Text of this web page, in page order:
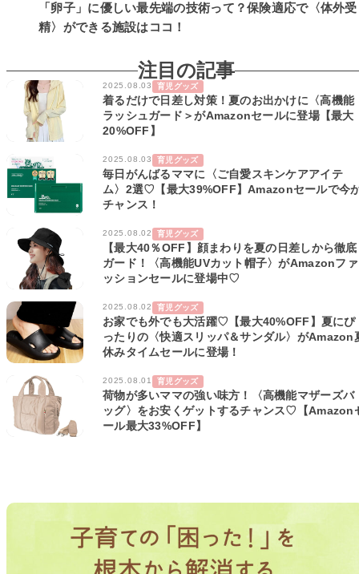
「卵子」に優しい最先端の技術って？保険適応で〈体外受
精〉ができる施設はココ！
注目の記事
2025.08.03 育児グッズ
着るだけで日差し対策！夏のお出かけに〈高機能
ラッシュガード＞がAmazonセールに登場【最大
20%OFF】
2025.08.03 育児グッズ
毎日がんばるママに〈ご自愛スキンケアアイテ
ム〉2選♡【最大39%OFF】Amazonセールで今
チャンス！
2025.08.02 育児グッズ
【最大40％OFF】顔まわりを夏の日差しから徹底
ガード！〈高機能UVカット帽子〉がAmazonファ
ッションセールに登場中♡
2025.08.02 育児グッズ
お家でも外でも大活躍♡【最大40%OFF】夏にぴ
ったりの〈快適スリッパ＆サンダル〉がAmazon
休みタイムセールに登場！
2025.08.01 育児グッズ
荷物が多いママの強い味方！〈高機能マザーズバ
ッグ〉をお安くゲットするチャンス♡【Amazon
ール最大33%OFF】